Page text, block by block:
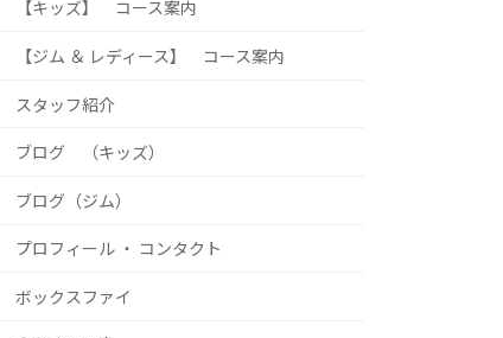
【キッズ】 コース案内
【ジム ＆ レディース】 コース案内
スタッフ紹介
ブログ （キッズ）
ブログ（ジム）
プロフィール ・ コンタクト
ボックスファイ